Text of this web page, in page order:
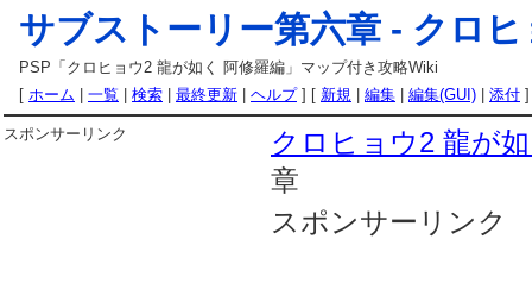
サブストーリー第六章 - クロ
PSP「クロヒョウ2 龍が如く 阿修羅編」マップ付き攻略Wiki
[ ホーム 一覧 検索 最終更新 ヘルプ] [ 新規 編集 編集(GUI) 添付 ]
クロヒョウ2 龍が
章
スポンサーリンク
スポンサーリンク